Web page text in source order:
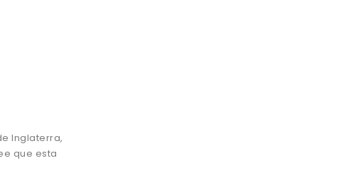
Inglaterra,
que esta